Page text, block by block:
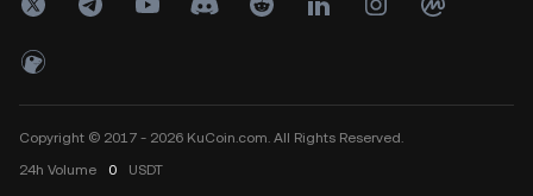
Copyright © 2017 - 2026 KuCoin.com. All Rights Reserved.
24h Volume 0 USDT